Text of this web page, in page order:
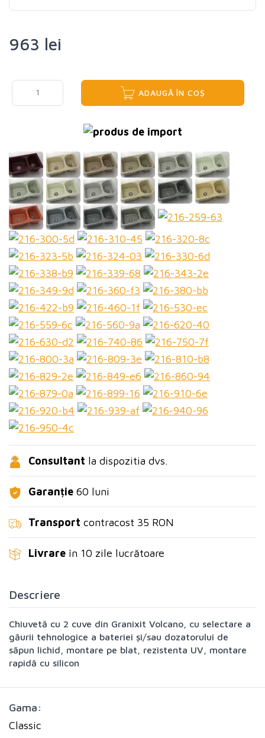
963 lei
ADAUGĂ ÎN COȘ
Consultant la dispozitia dvs.
Garanție 60 luni
Transport contracost 35 RON
Livrare în 10 zile lucrătoare
Descriere
Chiuvetă cu 2 cuve din Granixit Volcano, cu selectare a
găurii tehnologice a bateriei și/sau dozatorului de
săpun lichid, montare pe blat, rezistenta UV, montare
rapidă cu silicon
Gama:
Classic